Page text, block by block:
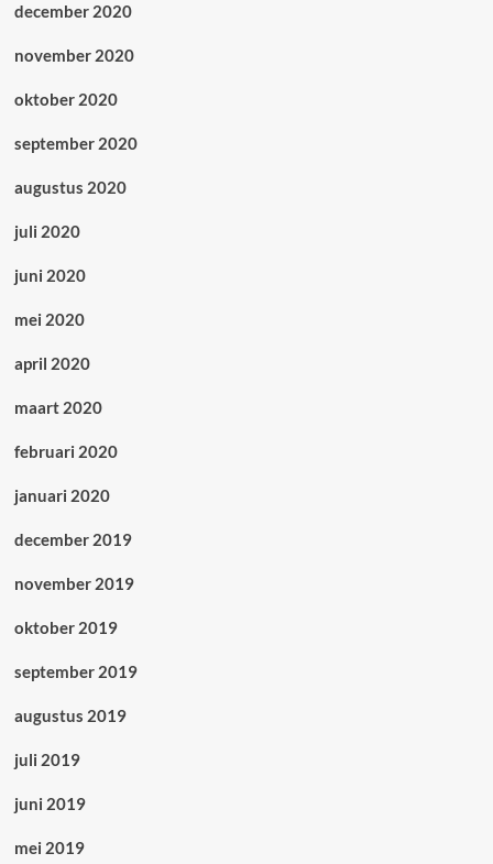
december 2020
november 2020
oktober 2020
september 2020
augustus 2020
juli 2020
juni 2020
mei 2020
april 2020
maart 2020
februari 2020
januari 2020
december 2019
november 2019
oktober 2019
september 2019
augustus 2019
juli 2019
juni 2019
mei 2019